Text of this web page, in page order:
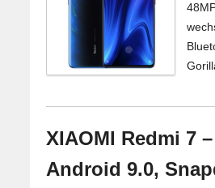
XIAOMI Redmi 7
Android 9.0,